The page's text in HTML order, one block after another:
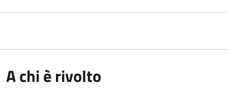
A chi è rivolto